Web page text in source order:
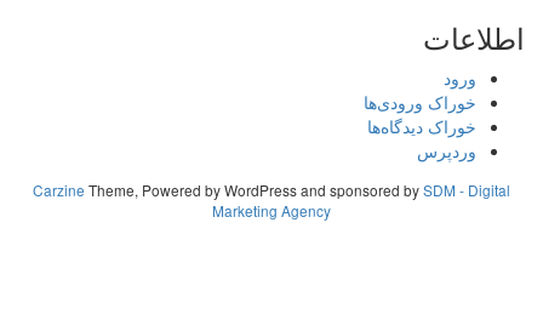
اطلاعات
ورود
خوراک ورودی‌ها
خوراک دیدگاه‌ها
وردپرس
CarzineTheme, Powered by WordPress and sponsored bySDM - Digital
Marketing Agency